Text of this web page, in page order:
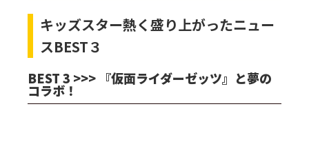
キッズスター熱く盛り上がったニュー
スBEST３
BEST 3 >>> 『仮面ライダーゼッツ』と夢の
コラボ！